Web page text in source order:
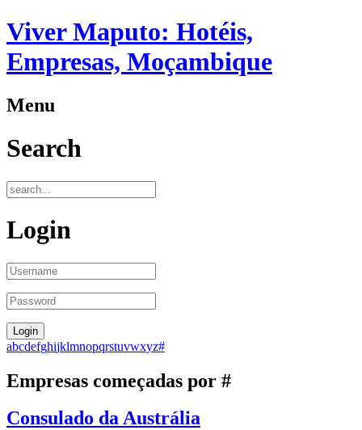
Viver Maputo: Hotéis,
Empresas, Moçambique
Menu
Search
Login
abcdefghijklmnopqrstuvwxyz#
Empresas começadas por #
Consulado da Austrália